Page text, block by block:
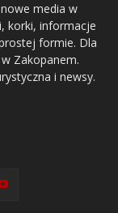
media w
korki, informacje
formie. Dla
Zakopanem.
i newsy.